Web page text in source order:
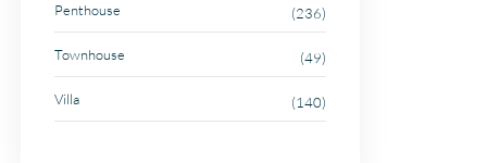
Penthouse (236)
Townhouse (49)
Villa (140)